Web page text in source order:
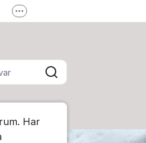
Sök
Fler supportlänkar
Har